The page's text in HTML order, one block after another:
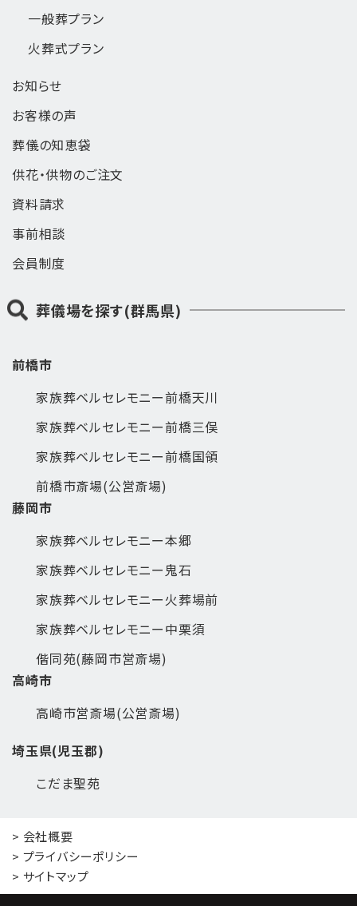
一般葬プラン
火葬式プラン
お知らせ
お客様の声
葬儀の知恵袋
供花・供物のご注文
資料請求
事前相談
会員制度
葬儀場を探す(群馬県)
前橋市
家族葬ベルセレモニー前橋天川
家族葬ベルセレモニー前橋三俣
家族葬ベルセレモニー前橋国領
前橋市斎場(公営斎場)
藤岡市
家族葬ベルセレモニー本郷
家族葬ベルセレモニー鬼石
家族葬ベルセレモニー火葬場前
家族葬ベルセレモニー中栗須
偕同苑(藤岡市営斎場)
高崎市
高崎市営斎場(公営斎場)
埼玉県(児玉郡)
こだま聖苑
> 会社概要
> プライバシーポリシー
> サイトマップ